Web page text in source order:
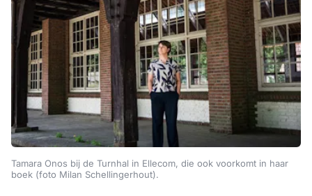
Tamara Onos bij de Turnhal in Ellecom, die ook voorkomt in haar
boek (foto Milan Schellingerhout).